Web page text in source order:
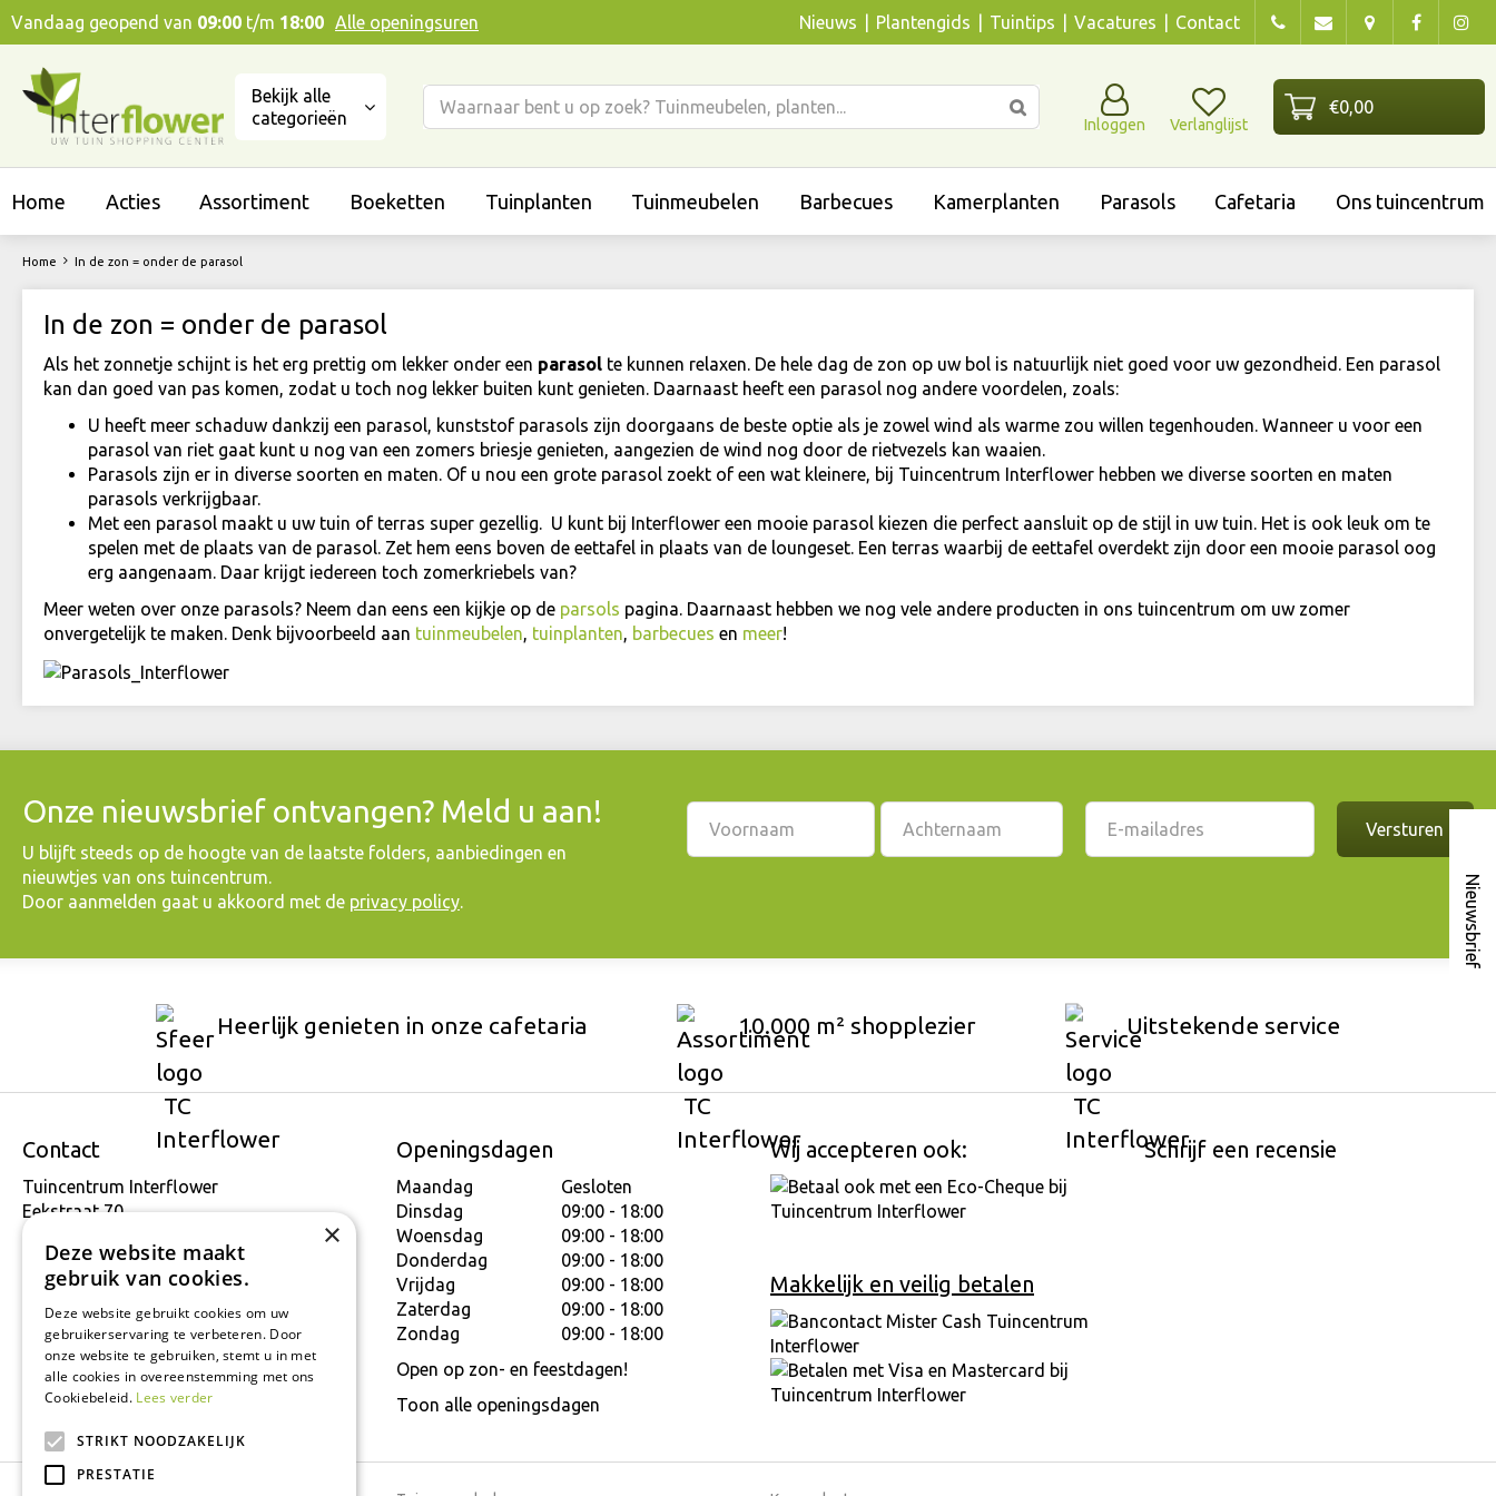
Ga
naar
Home In de zon = onder de parasol
Vandaag geopend van 09:00 t/m 18:00 Alle openingsuren Nieuws Plantengids Tuintips Vacatures Contact
Bekijk alle
categorieën
Inloggen Verlanglijst
Home Acties Assortiment Boeketten Tuinplanten Tuinmeubelen Barbecues Kamerplanten Parasols Cafetaria Ons tuincentrum
In de zon = onder de parasol
Als het zonnetje schijnt is het erg prettig om lekker onder een parasol te kunnen relaxen. De hele dag de zon op uw bol is natuurlijk niet goed voor uw gezondheid. Een parasol
kan dan goed van pas komen, zodat u toch nog lekker buiten kunt genieten. Daarnaast heeft een parasol nog andere voordelen, zoals:
U heeft meer schaduw dankzij een parasol, kunststof parasols zijn doorgaans de beste optie als je zowel wind als warme zou willen tegenhouden. Wanneer u voor een
parasol van riet gaat kunt u nog van een zomers briesje genieten, aangezien de wind nog door de rietvezels kan waaien.
Parasols zijn er in diverse soorten en maten. Of u nou een grote parasol zoekt of een wat kleinere, bij Tuincentrum Interflower hebben we diverse soorten en maten
parasols verkrijgbaar.
Met een parasol maakt u uw tuin of terras super gezellig. U kunt bij Interflower een mooie parasol kiezen die perfect aansluit op de stijl in uw tuin. Het is ook leuk om te
spelen met de plaats van de parasol. Zet hem eens boven de eettafel in plaats van de loungeset. Een terras waarbij de eettafel overdekt zijn door een mooie parasol oog
erg aangenaam. Daar krijgt iedereen toch zomerkriebels van?
Meer weten over onze parasols? Neem dan eens een kijkje op de parsols pagina. Daarnaast hebben we nog vele andere producten in ons tuincentrum om uw zomer
onvergetelijk te maken. Denk bijvoorbeeld aan tuinmeubelen, tuinplanten, barbecues en meer!
Onze nieuwsbrief ontvangen? Meld u aan!
​U blijft steeds op de hoogte van de laatste folders, aanbiedingen en
nieuwtjes van ons tuincentrum.
Door aanmelden gaat u akkoord met de privacy policy.
Heerlijk genieten in onze cafetaria 10.000 m² shopplezier Uitstekende service
Contact
Tuincentrum Interflower
Eekstraat 70
+32 934 806 03
info@interflower.be
Openingsdagen
Maandag
Gesloten
Dinsdag
09:00 - 18:00
Woensdag
09:00 - 18:00
Donderdag
09:00 - 18:00
Vrijdag
09:00 - 18:00
Zaterdag
09:00 - 18:00
Zondag
09:00 - 18:00
Open op zon- en feestdagen!
Toon alle openingsdagen
Wij accepteren ook:
Makkelijk en veilig betalen
Schrijf een recensie
Nieuwsbrief
×
Deze website maakt
gebruik van cookies.
Deze website gebruikt cookies om uw
gebruikerservaring te verbeteren. Door
onze website te gebruiken, stemt u in met
alle cookies in overeenstemming met ons
Cookiebeleid. Lees verder
STRIKT NOODZAKELIJK
PRESTATIE